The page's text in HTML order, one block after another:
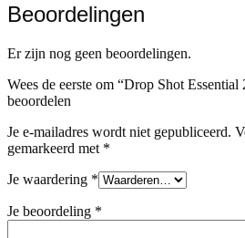
Beoordelingen
Er zijn nog geen beoordelingen.
Wees de eerste om “Drop Shot
beoordelen
Je e-mailadres wordt niet gepubliceerd.
gemarkeerd met *
Je waardering *
Je beoordeling *